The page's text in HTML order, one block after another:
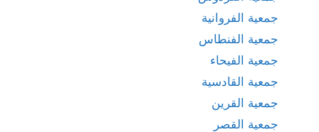
جمعية الفروانية
جمعية الفنطاس
جمعية الفيحاء
جمعية القادسية
جمعية القرين
جمعية القصر